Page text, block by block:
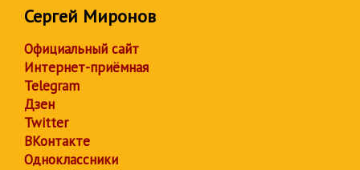
Сергей Миронов
Официальный сайт
Интернет-приёмная
Telegram
Дзен
Twitter
ВКонтакте
Одноклассники